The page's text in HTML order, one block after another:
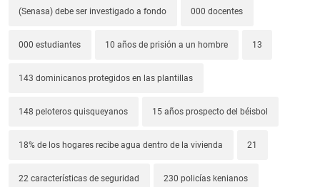
(Senasa) debe ser investigado a fondo 000 docentes
000 estudiantes 10 años de prisión a un hombre 13
143 dominicanos protegidos en las plantillas
148 peloteros quisqueyanos 15 años prospecto del béisbol
18% de los hogares recibe agua dentro de la vivienda 21
22 características de seguridad 230 policías kenianos